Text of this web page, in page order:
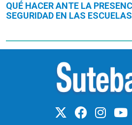
QUÉ HACER ANTE LA
SEGURIDAD EN LAS ESCUELAS